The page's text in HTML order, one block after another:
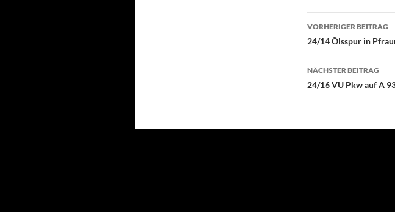
VORHERIGER BEITRAG
24/14 Ölsspur in
NÄCHSTER BEITRAG
24/16 VU Pkw auf A